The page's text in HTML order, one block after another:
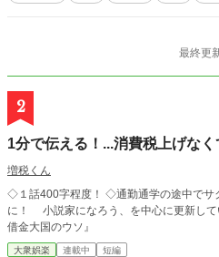
最終更
2
1分で伝える！...消費税上げな
増税くん
◇１話400字程度！ ◇通勤通学の途中でサ
に！ 小説家になろう、を中心に更新しています。 『1分で伝える…ニホン
借金大国のウソ』
大衆娯楽 連載中 短編